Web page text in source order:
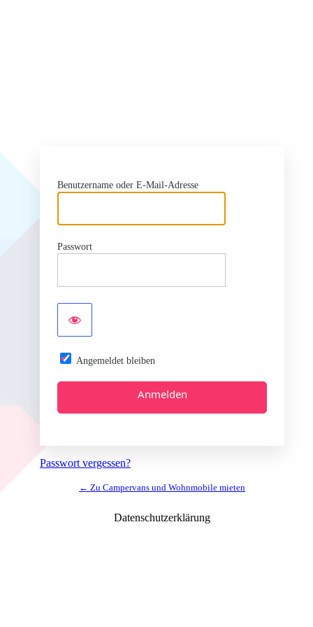
Benutzername oder E-Mail-Adresse
Passwort
Angemeldet bleiben
Passwort vergessen?
← Zu Campervans und Wohnmobile mieten
Datenschutzerklärung